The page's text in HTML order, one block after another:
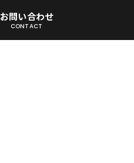
お問い合わせ
CONTACT